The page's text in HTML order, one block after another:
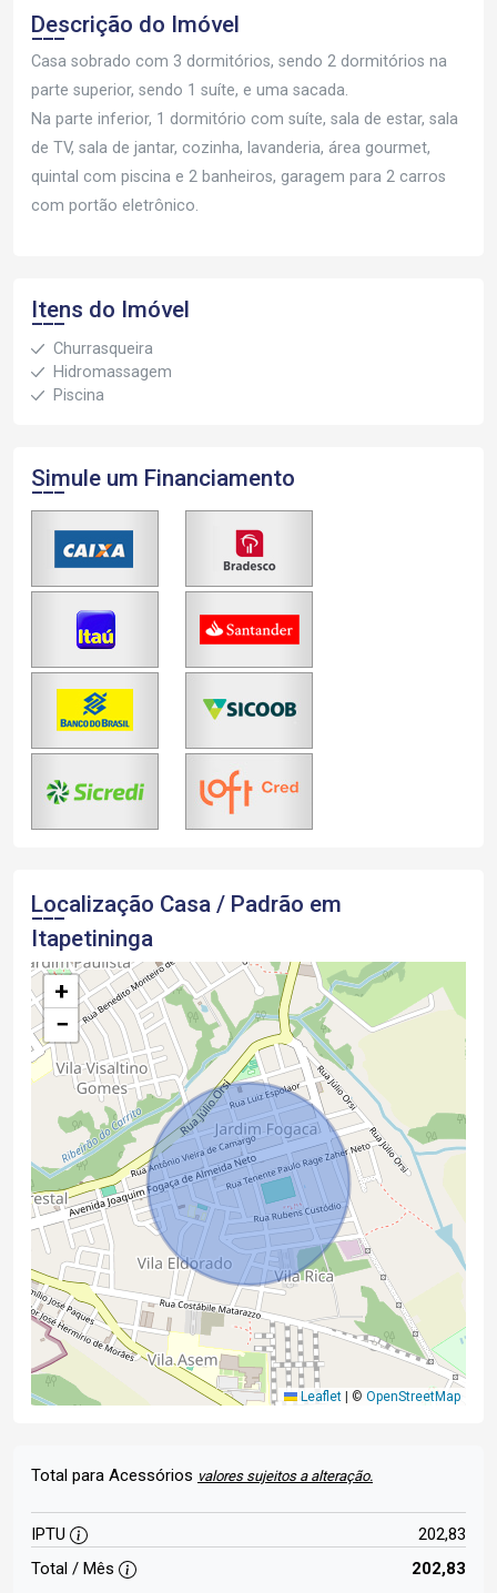
Descrição do Imóvel
Casa sobrado com 3 dormitórios, sendo 2 dormitórios na
parte superior, sendo 1 suíte, e uma sacada.
Na parte inferior, 1 dormitório com suíte, sala de estar, sala
de TV, sala de jantar, cozinha, lavanderia, área gourmet,
quintal com piscina e 2 banheiros, garagem para 2 carros
com portão eletrônico.
Itens do Imóvel
Churrasqueira
Hidromassagem
Piscina
Simule um Financiamento
Localização Casa / Padrão em
Itapetininga
+
−
Leaflet © OpenStreetMap
Total para Acessórios valores sujeitos a alteração.
IPTU
202,83
Total / Mês
202,83